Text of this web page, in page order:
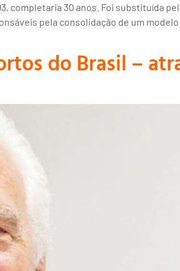
completaria 30 anos. Foi substituída
pela consolidação de um
do Brasil –